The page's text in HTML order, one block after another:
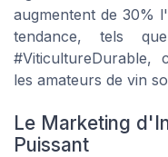
augmentent de 30%
tendance, tels
#ViticultureDurable,
les amateurs de vin
Le Marketing
Puissant